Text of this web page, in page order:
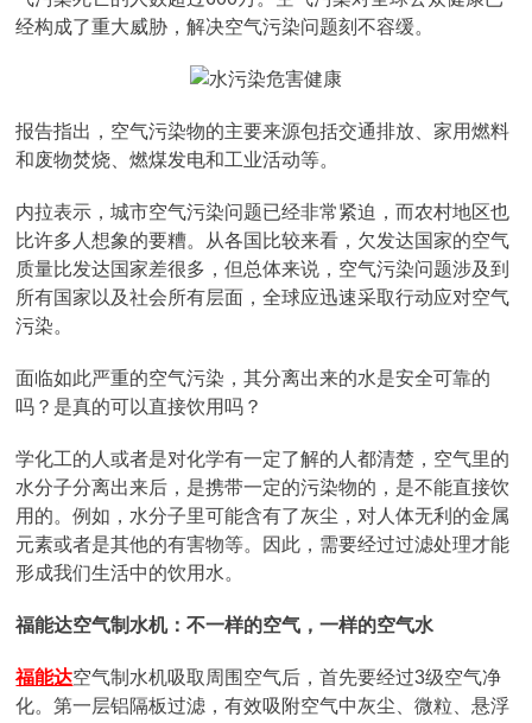
经构成了重大威胁，解决空气污染问题刻不容缓。
报告指出，空气污染物的主要来源包括交通排放、家用燃料
和废物焚烧、燃煤发电和工业活动等。
内拉表示，城市空气污染问题已经非常紧迫，而农村地区也
比许多人想象的要糟。从各国比较来看，欠发达国家的空气
质量比发达国家差很多，但总体来说，空气污染问题涉及到
所有国家以及社会所有层面，全球应迅速采取行动应对空气
污染。
面临如此严重的空气污染，其分离出来的水是安全可靠的
吗？是真的可以直接饮用吗？
学化工的人或者是对化学有一定了解的人都清楚，空气里的
水分子分离出来后，是携带一定的污染物的，是不能直接饮
用的。例如，水分子里可能含有了灰尘，对人体无利的金属
元素或者是其他的有害物等。因此，需要经过过滤处理才能
形成我们生活中的饮用水。
福能达空气制水机：不一样的空气，一样的空气水
福能达空气制水机吸取周围空气后，首先要经过3级空气净
化。第一层铝隔板过滤，有效吸附空气中灰尘、微粒、悬浮